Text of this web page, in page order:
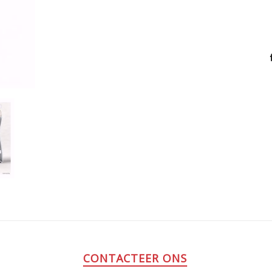
CONTACTEER ONS